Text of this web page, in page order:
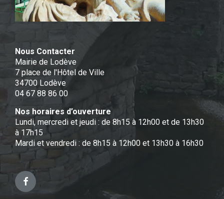
Nous Contacter
Mairie de Lodève
7 place de l'Hôtel de Ville
34700 Lodève
04 67 88 86 00
Nos horaires d’ouverture
Lundi, mercredi et jeudi : de 8h15 à 12h00 et de 13h30
à 17h15
Mardi et vendredi : de 8h15 à 12h00 et 13h30 à 16h30
Facebook